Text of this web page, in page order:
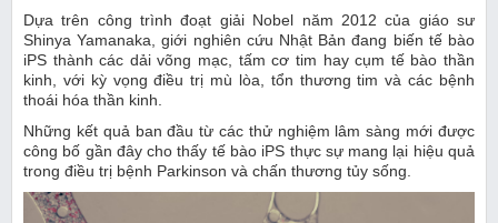
Dựa trên công trình đoạt giải Nobel năm 2012 của giáo sư
Shinya Yamanaka, giới nghiên cứu Nhật Bản đang biến tế bào
iPS thành các dải võng mạc, tấm cơ tim hay cụm tế bào thần
kinh, với kỳ vọng điều trị mù lòa, tổn thương tim và các bệnh
thoái hóa thần kinh.
Những kết quả ban đầu từ các thử nghiệm lâm sàng mới được
công bố gần đây cho thấy tế bào iPS thực sự mang lại hiệu quả